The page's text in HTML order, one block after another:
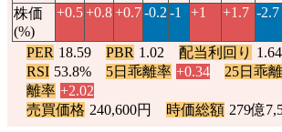
株価
(%)
+0.5+0.8+0.7-0.2 -1 +1 +1.7 -2.7
PER 18.59 PBR 1.02 配当利回り
RSI 53.8% 5日乖離率 +0.34 25日乖
離率 +2.02
売買価格 240,600円 時価総額 279億